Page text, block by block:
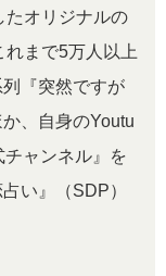
たオリジナルの
れまで5万人以上
『突然ですが
、自身のYoutu
ャンネル』を
い』（SDP）